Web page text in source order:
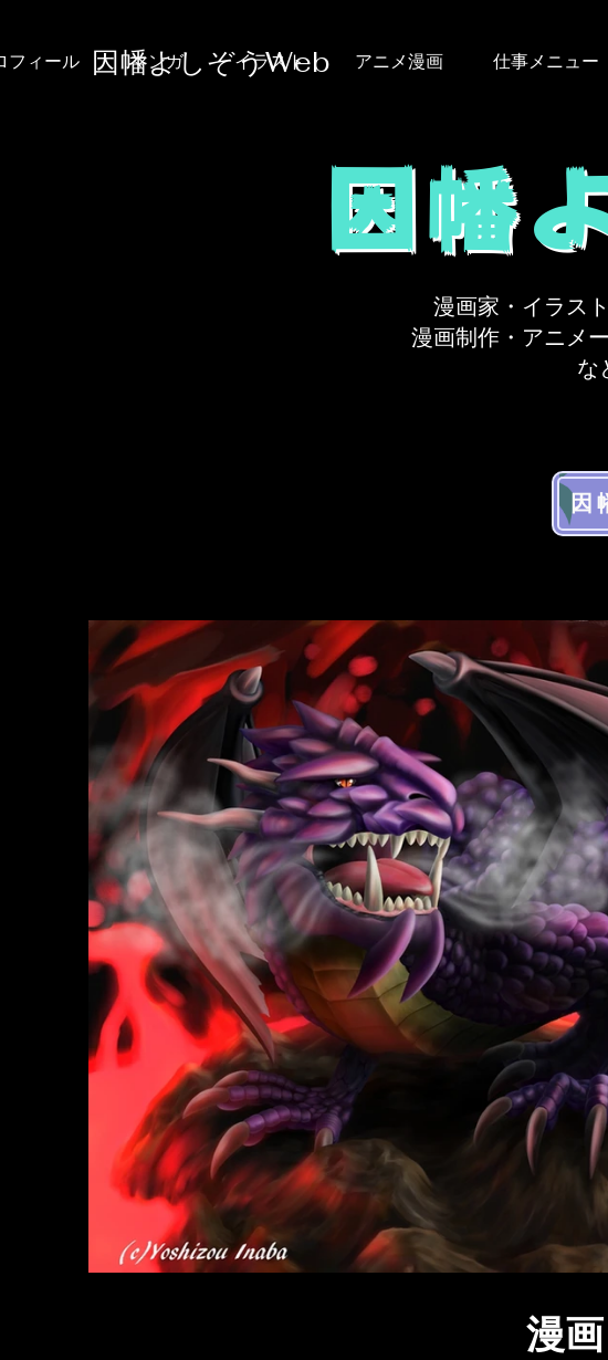
​因幡よしぞうWeb
フィール マンガ イラスト アニメ漫画 仕事メニュー
因幡
漫画家・イラス
漫画制作・アニメ
な
因
漫